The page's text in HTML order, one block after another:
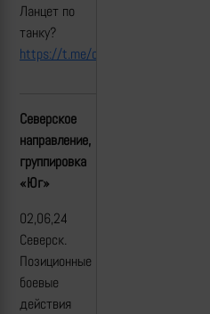
Ланцет по
танку?
https://t.me/operational_space/520
Северское
направление,
группировка
«Юг»
02,06,24
Северск.
Позиционные
боевые
действия